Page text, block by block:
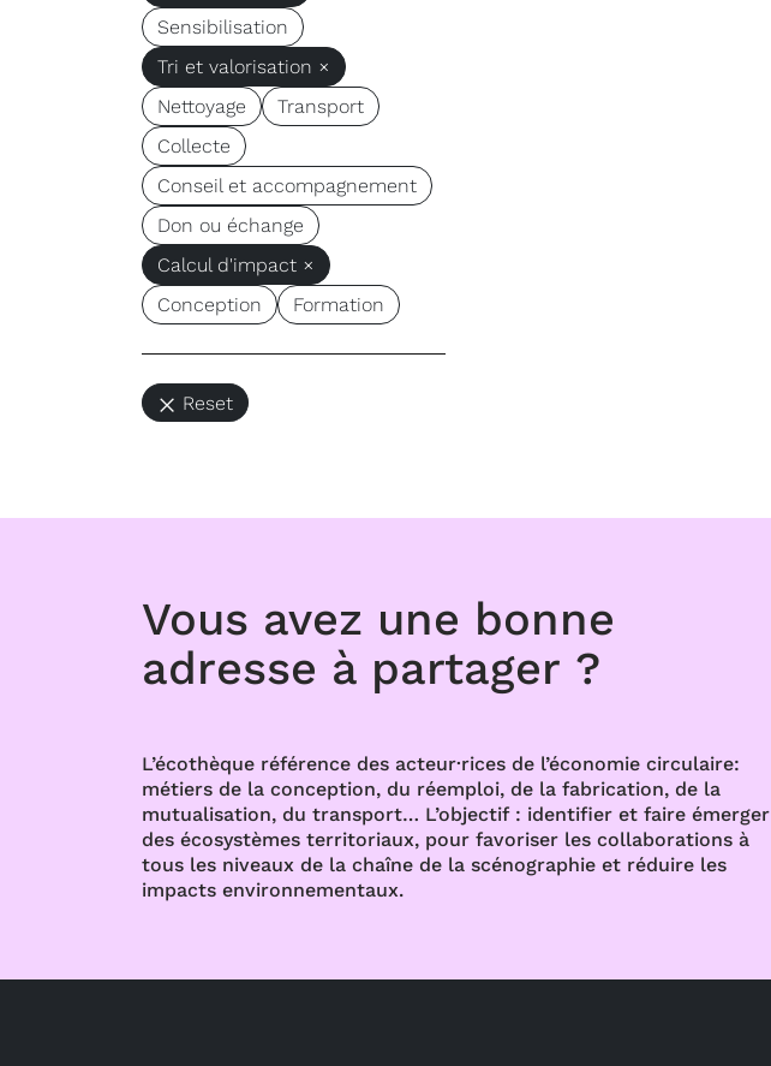
Sensibilisation
Tri et valorisation ×
Nettoyage
Transport
Collecte
Conseil et accompagnement
Don ou échange
Calcul d'impact ×
Conception
Formation
Reset
Vous avez une bonne
adresse à partager ?
L’écothèque référence des acteur·rices de l’économie circulaire:
métiers de la conception, du réemploi, de la fabrication, de la
mutualisation, du transport… L’objectif : identifier et faire émerger
des écosystèmes territoriaux, pour favoriser les collaborations à
tous les niveaux de la chaîne de la scénographie et réduire les
impacts environnementaux.